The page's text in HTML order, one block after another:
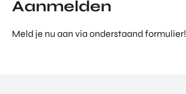
Aanmelden
Meld je nu aan via onderstaand formulier!